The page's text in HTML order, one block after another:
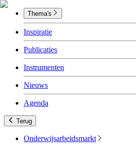
Thema's
Inspiratie
Publicaties
Instrumenten
Nieuws
Agenda
Terug
Onderwijsarbeidsmarkt